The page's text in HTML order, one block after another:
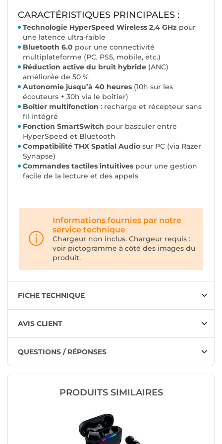
CARACTÉRISTIQUES PRINCIPALES :
Technologie HyperSpeed Wireless 2,4 GHz pour
une latence ultra-faible
Bluetooth 6.0 pour une connectivité
multiplateforme (PC, PS5, mobile, etc.)
Réduction active du bruit hybride (ANC)
améliorée de 50 %
Autonomie jusqu’à 40 heures (10h sur les
écouteurs + 30h via le boîtier)
Boîtier multifonction : recharge et récepteur sans
fil intégré
Fonction SmartSwitch pour basculer entre
HyperSpeed et Bluetooth
Compatibilité THX Spatial Audio sur PC (via Razer
Synapse)
Commandes tactiles intuitives pour une gestion
facile de la lecture et des appels
Informations fournies par notre
service technique
Chargeur non inclus. Chargeur requis :
voir pictogramme à côté des images du
produit.
FICHE TECHNIQUE
AVIS CLIENT
QUESTIONS / RÉPONSES
PRODUITS SIMILAIRES